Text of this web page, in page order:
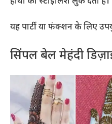
यह पार्टी या फंक्शन के लिए
सिंपल बेल मेहंदी